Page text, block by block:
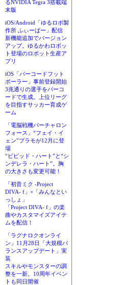
るNVIDIA Tegra 3搭載端
末版
iOS/Android「ゆるロボ製
作所 ふぃーばー」配信
新機能追加でバージョン
アップ。ゆるかわロボッ
ト登場のロボット生産ア
プリ
iOS「バーコードフット
ボーラー」事前登録開始
3兆通りの選手をバーコ
ードで生成。上位リーグ
を目指すサッカー育成ゲ
ーム
「電脳戦機バーチャロン
フォース」“フェイ・イ
ェン”プラモが12月に登
場
“ビビッド・ハート”と“シ
ンデレラ・ハート”。胸
の大きさも変更可能！
「初音ミク -Project
DIVA- f」×「みんなとい
っしょ」
「Project DIVA- f」の楽
曲やカスタマイズアイテ
ムを配信！
「ラグナロクオンライ
ン」11月28日「大規模バ
ランスアップデート」実
装
スキルやモンスターの調
整を一新。10周年イベン
トも同日開催